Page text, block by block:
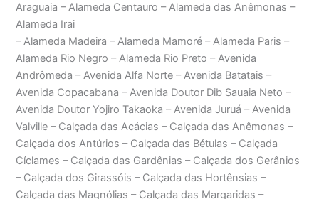
Araguaia – Alameda Centauro – Alameda das Anêmonas –
Alameda Irai
– Alameda Madeira – Alameda Mamoré – Alameda Paris –
Alameda Rio Negro – Alameda Rio Preto – Avenida
Andrômeda – Avenida Alfa Norte – Avenida Batatais –
Avenida Copacabana – Avenida Doutor Dib Sauaia Neto –
Avenida Doutor Yojiro Takaoka – Avenida Juruá – Avenida
Valville – Calçada das Acácias – Calçada das Anêmonas –
Calçada dos Antúrios – Calçada das Bétulas – Calçada
Cíclames – Calçada das Gardênias – Calçada dos Gerânios
– Calçada dos Girassóis – Calçada das Hortênsias –
Calçada das Magnólias – Calçada das Margaridas –